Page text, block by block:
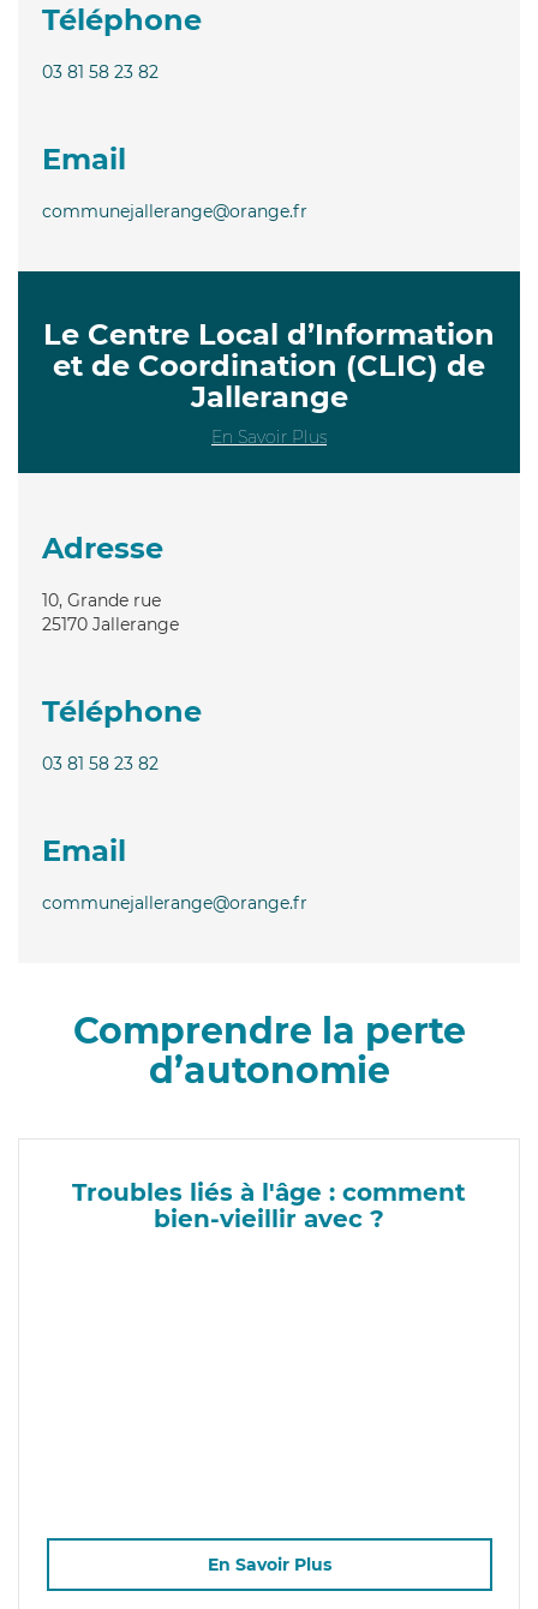
Téléphone
03 81 58 23 82
Email
communejallerange@orange.fr
Le Centre Local d’Information
et de Coordination (CLIC) de
Jallerange
En Savoir Plus
Adresse
10, Grande rue
25170 Jallerange
Téléphone
03 81 58 23 82
Email
communejallerange@orange.fr
Comprendre la perte
d’autonomie
Troubles liés à l'âge : comment
bien-vieillir avec ?
En Savoir Plus